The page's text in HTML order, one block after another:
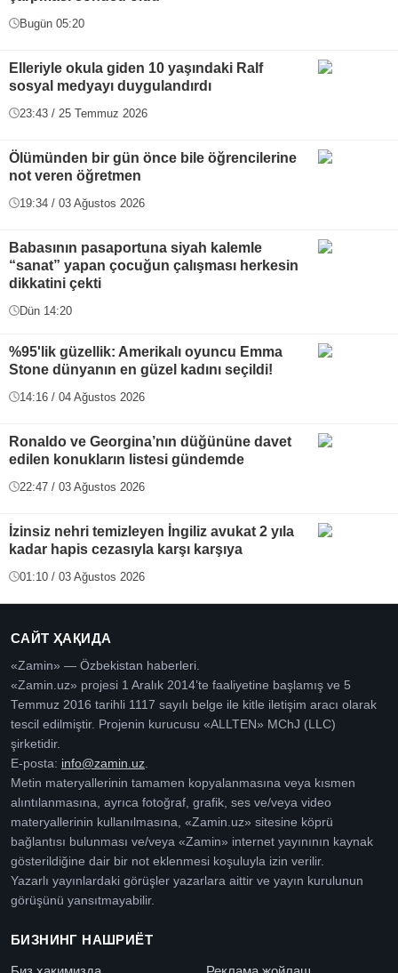
Bugün 05:20
Elleriyle okula giden 10 yaşındaki Ralf
sosyal medyayı duygulandırdı
23:43 / 25 Temmuz 2026
Ölümünden bir gün önce bile öğrencilerine
not veren öğretmen
19:34 / 03 Ağustos 2026
Babasının pasaportuna siyah kalemle
“sanat” yapan çocuğun çalışması herkesin
dikkatini çekti
Dün 14:20
%95'lik güzellik: Amerikalı oyuncu Emma
Stone dünyanın en güzel kadını seçildi!
14:16 / 04 Ağustos 2026
Ronaldo ve Georgina’nın düğününe davet
edilen konukların listesi gündemde
22:47 / 03 Ağustos 2026
İzinsiz nehri temizleyen İngiliz avukat 2 yıla
kadar hapis cezasıyla karşı karşıya
01:10 / 03 Ağustos 2026
САЙТ ҲАҚИДА
«Zamin» — Özbekistan haberleri.
«Zamin.uz» projesi 1 Aralık 2014’te faaliyetine başlamış ve 5
Temmuz 2016 tarihli 1117 sayılı belge ile kitle iletişim aracı olarak
tescil edilmiştir. Projenin kurucusu «ALLTEN» MChJ (LLC)
şirketidir.
E-posta: info@zamin.uz
Metin materyallerinin tamamen kopyalanmasına veya kısmen
alıntılanmasına, ayrıca fotoğraf, grafik, ses ve/veya video
materyallerinin kullanılmasına, «Zamin.uz» sitesine köprü
bağlantısı bulunması ve/veya «Zamin» internet yayınının kaynak
gösterildiğine dair bir not eklenmesi koşuluyla izin verilir.
Yazarlı yayınlardaki görüşler yazarlara aittir ve yayın kurulunun
görüşünü yansıtmayabilir.
БИЗНИНГ НАШРИЁТ